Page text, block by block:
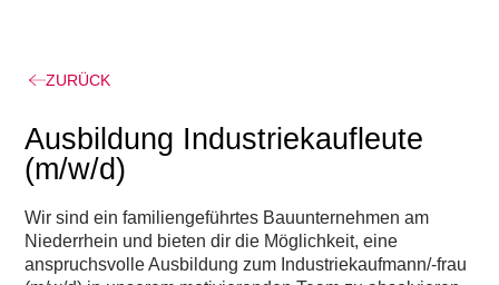
ZURÜCK
Ausbildung Industriekaufleute
(m/w/d)
Wir sind ein familiengeführtes Bauunternehmen am
Niederrhein und bieten dir die Möglichkeit, eine
anspruchsvolle Ausbildung zum Industriekaufmann/-frau